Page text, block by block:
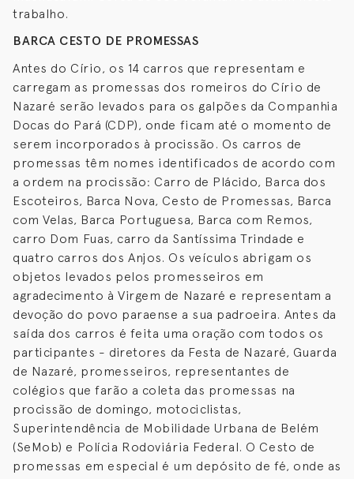
trabalho.
BARCA CESTO DE PROMESSAS
Antes do Círio, os 14 carros que representam e
carregam as promessas dos romeiros do Círio de
Nazaré serão levados para os galpões da Companhia
Docas do Pará (CDP), onde ficam até o momento de
serem incorporados à procissão. Os carros de
promessas têm nomes identificados de acordo com
a ordem na procissão: Carro de Plácido, Barca dos
Escoteiros, Barca Nova, Cesto de Promessas, Barca
com Velas, Barca Portuguesa, Barca com Remos,
carro Dom Fuas, carro da Santíssima Trindade e
quatro carros dos Anjos. Os veículos abrigam os
objetos levados pelos promesseiros em
agradecimento à Virgem de Nazaré e representam a
devoção do povo paraense a sua padroeira. Antes da
saída dos carros é feita uma oração com todos os
participantes - diretores da Festa de Nazaré, Guarda
de Nazaré, promesseiros, representantes de
colégios que farão a coleta das promessas na
procissão de domingo, motociclistas,
Superintendência de Mobilidade Urbana de Belém
(SeMob) e Polícia Rodoviária Federal. O Cesto de
promessas em especial é um depósito de fé, onde as